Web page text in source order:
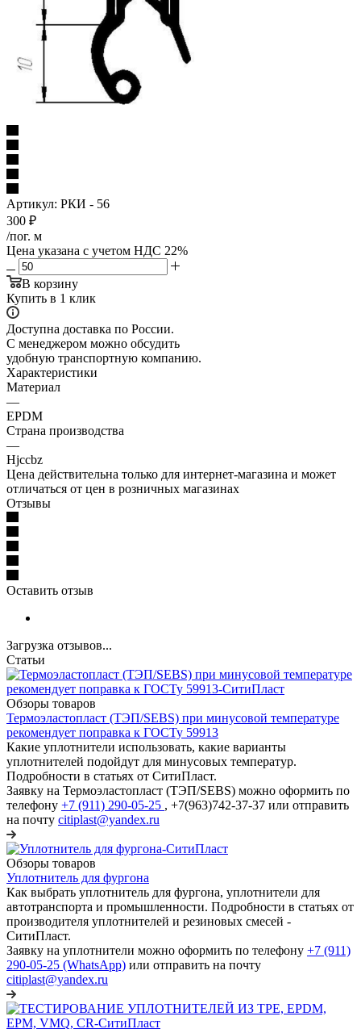
Артикул: РКИ - 56
300 ₽
/пог. м
Цена указана с учетом НДС 22%
В корзину
Купить в 1 клик
Доступна доставка по России.
С менеджером можно обсудить
удобную транспортную компанию.
Характеристики
Материал
—
EPDM
Страна производства
—
Hjccbz
Цена действительна только для интернет-магазина и может
отличаться от цен в розничных магазинах
Отзывы
Оставить отзыв
Загрузка отзывов...
Статьи
Обзоры товаров
Термоэластопласт (ТЭП/SEBS) при минусовой температуре
рекомендует поправка к ГОСТу 59913
Какие уплотнители использовать, какие варианты
уплотнителей подойдут для минусовых температур.
Подробности в статьях от СитиПласт.
Заявку на Термоэластопласт (ТЭП/SEBS) можно оформить по
телефону +7 (911) 290-05-25 , +7(963)742-37-37 или отправить
на почту citiplast@yandex.ru
Обзоры товаров
Уплотнитель для фургона
Как выбрать уплотнитель для фургона, уплотнители для
автотранспорта и промышленности. Подробности в статьях от
производителя уплотнителей и резиновых смесей -
СитиПласт.
Заявку на уплотнители можно оформить по телефону +7 (911)
290-05-25 (WhatsApp) или отправить на почту
citiplast@yandex.ru